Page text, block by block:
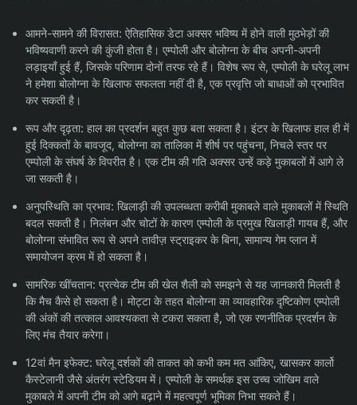
आमने-सामने की विरासत: ऐतिहासिक डेटा अक्सर भविष्य में होने वाली मुठभेड़ों की
भविष्यवाणी करने की कुंजी होता है। एम्पोली और बोलोग्ना के बीच अपनी-अपनी
लड़ाइयाँ हुई हैं, जिसके परिणाम दोनों तरफ रहे हैं। विशेष रूप से, एम्पोली के घरेलू लाभ
ने हमेशा बोलोग्ना के खिलाफ सफलता नहीं दी है, एक प्रवृत्ति जो बाधाओं को प्रभावित
कर सकती है।
रूप और दृढ़ता: हाल का प्रदर्शन बहुत कुछ बता सकता है। इंटर के खिलाफ हाल ही में
हुई दिक्कतों के बावजूद, बोलोग्ना का तालिका में शीर्ष पर पहुंचना, निचले स्तर पर
एम्पोली के संघर्ष के विपरीत है। एक टीम की गति अक्सर उन्हें कड़े मुकाबलों में आगे ले
जा सकती है।
अनुपस्थिति का प्रभाव: खिलाड़ी की उपलब्धता करीबी मुकाबले वाले मुकाबलों में स्थिति
बदल सकती है। निलंबन और चोटों के कारण एम्पोली के प्रमुख खिलाड़ी गायब हैं, और
बोलोग्ना संभावित रूप से अपने तावीज़ स्ट्राइकर के बिना, सामान्य गेम प्लान में
समायोजन क्रम में हो सकता है।
सामरिक खींचतान: प्रत्येक टीम की खेल शैली को समझने से यह जानकारी मिलती है
कि मैच कैसे हो सकता है। मोट्टा के तहत बोलोग्ना का व्यावहारिक दृष्टिकोण एम्पोली
की अंकों की तत्काल आवश्यकता से टकरा सकता है, जो एक रणनीतिक प्रदर्शन के
लिए मंच तैयार करेगा।
12वां मैन इफेक्ट: घरेलू दर्शकों की ताकत को कभी कम मत आंकिए, खासकर कार्लो
कैस्टेलानी जैसे अंतरंग स्टेडियम में। एम्पोली के समर्थक इस उच्च जोखिम वाले
मुकाबले में अपनी टीम को आगे बढ़ाने में महत्वपूर्ण भूमिका निभा सकते हैं।